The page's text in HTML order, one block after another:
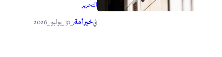
التحرير
فيخير أمة. _31 _يوليو _2026